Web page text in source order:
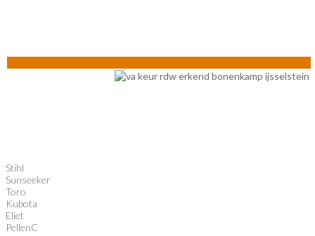
Stihl
Sunseeker
Toro
Kubota
Eliet
PellenC